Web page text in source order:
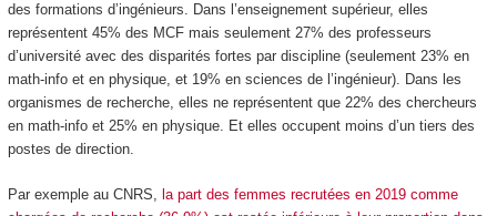
des formations d’ingénieurs. Dans l’enseignement supérieur, elles
représentent 45% des MCF mais seulement 27% des professeurs
d’université avec des disparités fortes par discipline (seulement 23% en
math-info et en physique, et 19% en sciences de l’ingénieur). Dans les
organismes de recherche, elles ne représentent que 22% des chercheurs
en math-info et 25% en physique. Et elles occupent moins d’un tiers des
postes de direction.
Par exemple au CNRS, la part des femmes recrutées en 2019 comme